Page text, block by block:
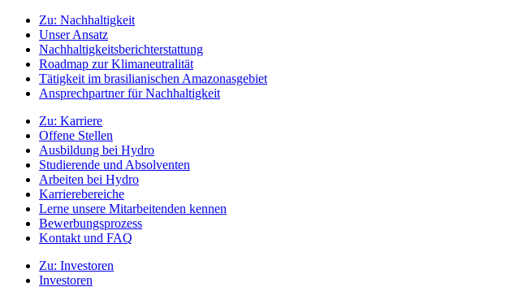
Zu: Nachhaltigkeit
Unser Ansatz
Nachhaltigkeitsberichterstattung
Roadmap zur Klimaneutralität
Tätigkeit im brasilianischen Amazonasgebiet
Ansprechpartner für Nachhaltigkeit
Zu: Karriere
Offene Stellen
Ausbildung bei Hydro
Studierende und Absolventen
Arbeiten bei Hydro
Karrierebereiche
Lerne unsere Mitarbeitenden kennen
Bewerbungsprozess
Kontakt und FAQ
Zu: Investoren
Investoren